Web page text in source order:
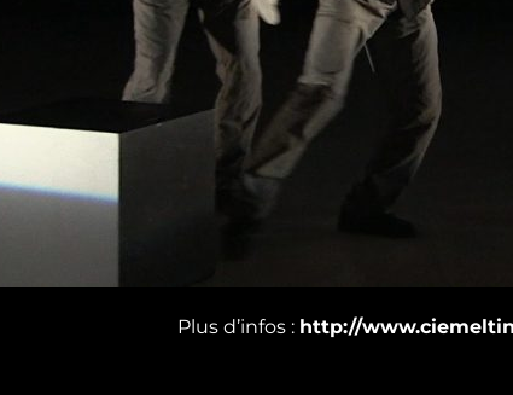
Plus d’infos : http://